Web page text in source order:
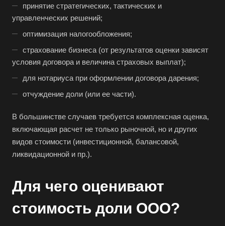
принятие стратегических, тактических и
управленческих решений;
оптимизация налогообложения;
страхование бизнеса (от результатов оценки зависят
условия договора и величина страховых выплат);
для нотариуса при оформлении договора дарения;
отчуждение доли (или ее части).
В большинстве случаев требуется комплексная оценка,
включающая расчет не только рыночной, но и других
видов стоимости (инвестиционной, балансовой,
ликвидационной и пр.).
Для чего оценивают
стоимость доли ООО?